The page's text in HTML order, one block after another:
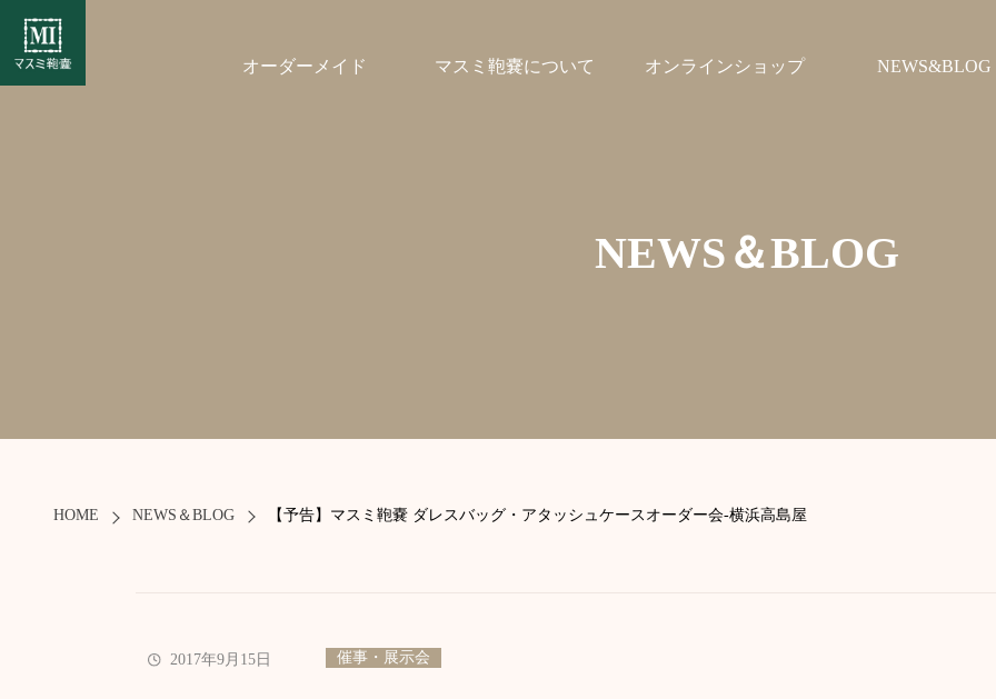
オーダーメイド マスミ鞄嚢について オンラインショップ NEWS&BLOG
NEWS＆BLOG
HOME NEWS＆BLOG 【予告】マスミ鞄嚢 ダレスバッグ・アタッシュケースオーダー会‐横浜高島屋
2017年9月15日 催事・展示会